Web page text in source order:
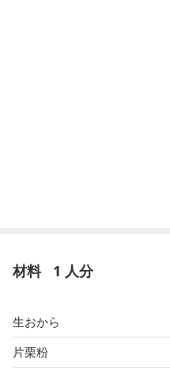
材料 1 人分
生おから
片栗粉